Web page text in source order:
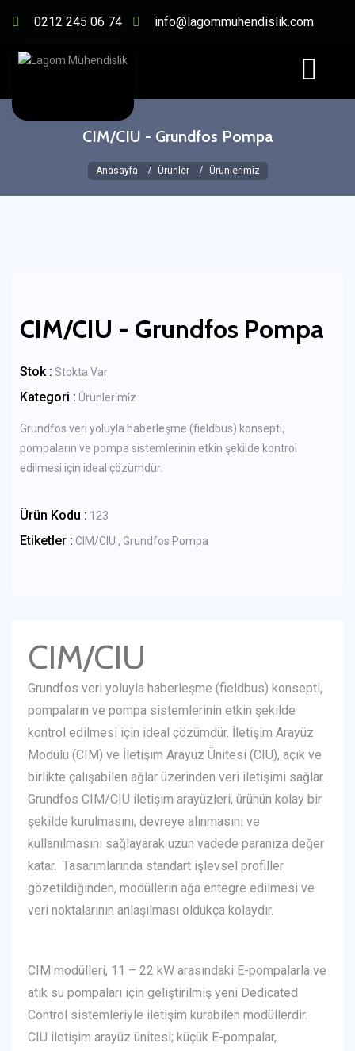
0212 245 06 74 info@lagommuhendislik.com
CIM/CIU - Grundfos Pompa
Anasayfa Ürünler Ürünleri̇mi̇z
CIM/CIU - Grundfos Pompa
Stok : Stokta Var
Kategori : Ürünleri̇mi̇z
Grundfos veri yoluyla haberleşme (fieldbus) konsepti,
pompaların ve pompa sistemlerinin etkin şekilde kontrol
edilmesi için ideal çözümdür.
Ürün Kodu : 123
Etiketler : CIM/CIU , Grundfos Pompa
CIM/CIU
Grundfos veri yoluyla haberleşme (fieldbus) konsepti,
pompaların ve pompa sistemlerinin etkin şekilde
kontrol edilmesi için ideal çözümdür. İletişim Arayüz
Modülü (CIM) ve İletişim Arayüz Ünitesi (CIU), açık ve
birlikte çalışabilen ağlar üzerinden veri iletişimi sağlar.
Grundfos CIM/CIU iletişim arayüzleri, ürünün kolay bir
şekilde kurulmasını, devreye alınmasını ve
kullanılmasını sağlayarak uzun vadede paranıza değer
katar. Tasarımlarında standart işlevsel profiller
gözetildiğinden, modüllerin ağa entegre edilmesi ve
veri noktalarının anlaşılması oldukça kolaydır.
CIM modülleri, 11 – 22 kW arasındaki E-pompalarla ve
atık su pompaları için geliştirilmiş yeni Dedicated
Control sistemleriyle iletişim kurabilen modüllerdir.
CIU iletişim arayüz ünitesi; küçük E-pompalar,